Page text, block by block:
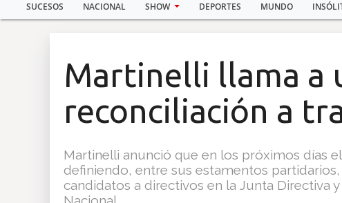
SUCESOS NACIONAL SHOW DEPORTES MUNDO
Sucesos
Martinelli llama a
reconciliación a
Martinelli anunció que en los próximos días
definiendo, entre sus estamentos
candidatos a directivos en la Junta Directiva
Nacional.